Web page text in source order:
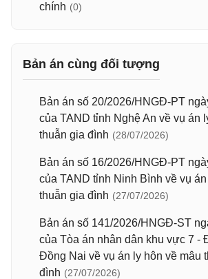
chính (0)
Bản án cùng đối tượng
Bản án số 20/2026/HNGĐ-PT
của TAND tỉnh Nghệ An về vụ án
thuẫn gia đình (28/07/2026)
Bản án số 16/2026/HNGĐ-PT
của TAND tỉnh Ninh Bình về vụ
thuẫn gia đình (27/07/2026)
Bản án số 141/2026/HNGĐ-ST
của Tòa án nhân dân khu vực 7 -
Đồng Nai về vụ án ly hôn về mâu
đình (27/07/2026)